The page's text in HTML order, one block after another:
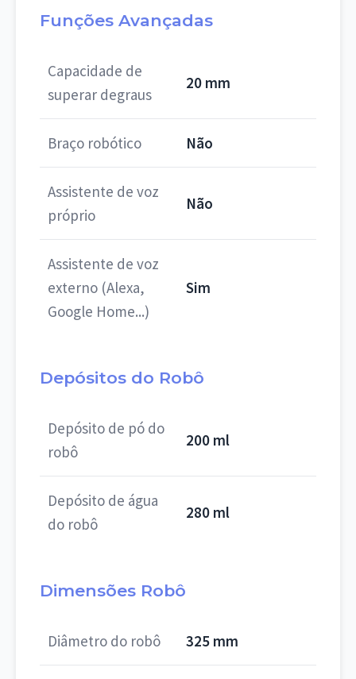
Funções Avançadas
Capacidade de
superar degraus
20 mm
Braço robótico Não
Assistente de voz
próprio
Não
Assistente de voz
externo (Alexa,
Google Home...)
Sim
Depósitos do Robô
Depósito de pó do
robô
200 ml
Depósito de água
do robô
280 ml
Dimensões Robô
Diâmetro do robô 325 mm